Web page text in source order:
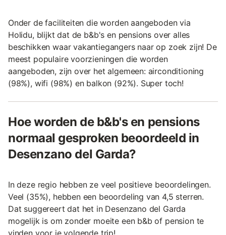
Onder de faciliteiten die worden aangeboden via
Holidu, blijkt dat de b&b's en pensions over alles
beschikken waar vakantiegangers naar op zoek zijn! De
meest populaire voorzieningen die worden
aangeboden, zijn over het algemeen: airconditioning
(98%), wifi (98%) en balkon (92%). Super toch!
Hoe worden de b&b's en pensions
normaal gesproken beoordeeld in
Desenzano del Garda?
In deze regio hebben ze veel positieve beoordelingen.
Veel (35%), hebben een beoordeling van 4,5 sterren.
Dat suggereert dat het in Desenzano del Garda
mogelijk is om zonder moeite een b&b of pension te
vinden voor je volgende trip!